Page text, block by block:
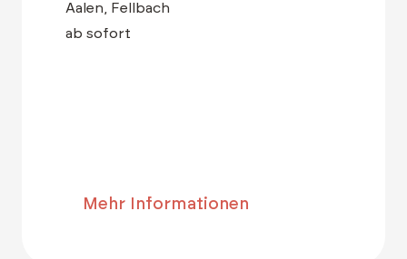
Aalen, Fellbach
ab sofort
Mehr Informationen